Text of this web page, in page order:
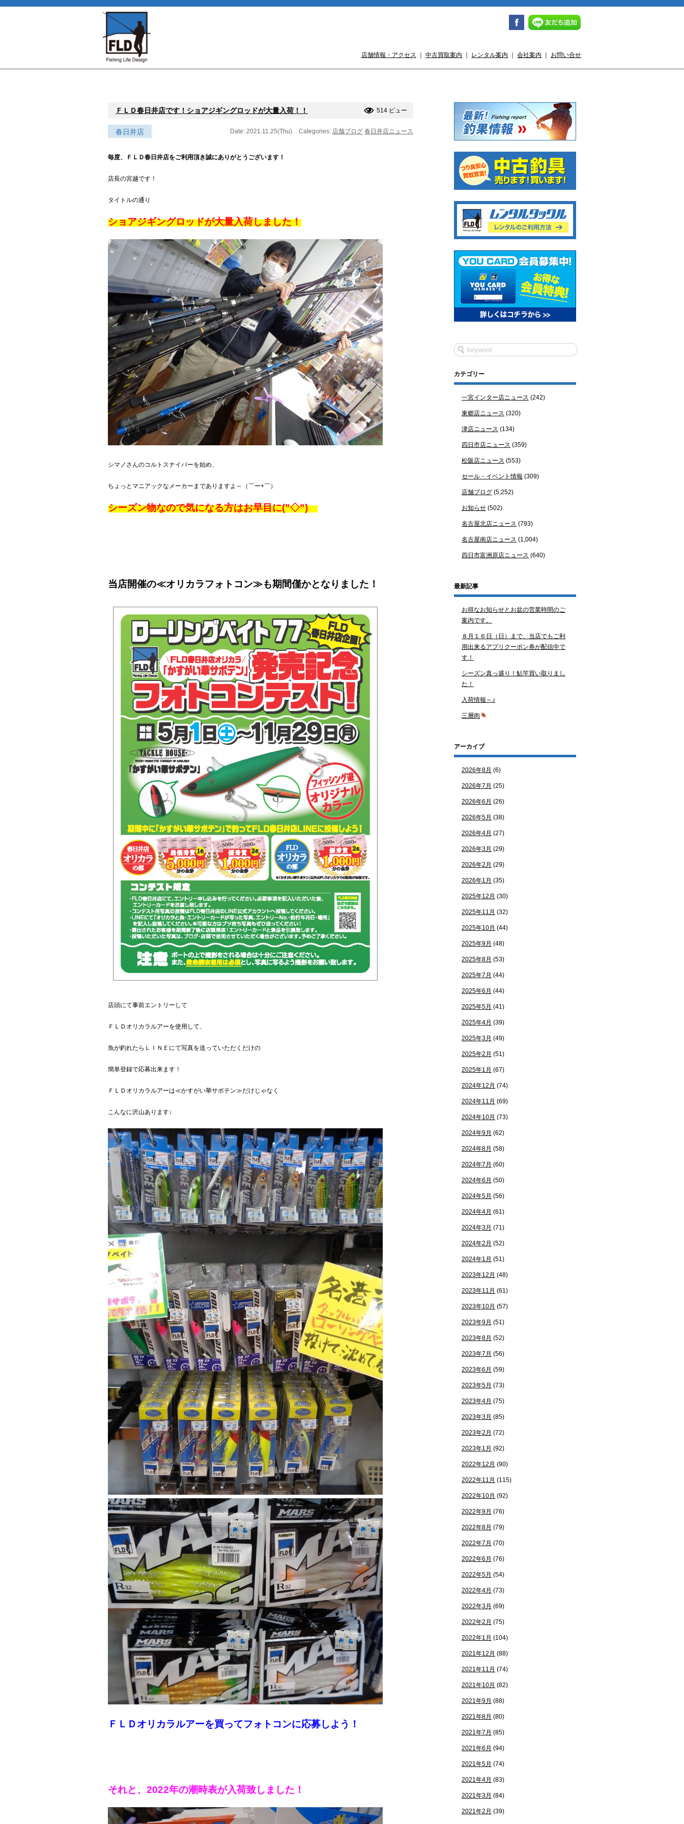
店舗情報・アクセス 中古買取案内 レンタル案内 会社案内 お問い合せ
ＦＬＤ春日井店です！ショアジギングロッドが大量入荷！！ 514 ビュー
春日井店 Date: 2021.11.25(Thu) Categories: 店舗ブログ 春日井店ニュース
毎度、ＦＬＤ春日井店をご利用頂き誠にありがとうございます！
店長の宮越です！
タイトルの通り
ショアジギングロッドが大量入荷しました！
シマノさんのコルトスナイパーを始め、
ちょっとマニアックなメーカーまでありますよ～（￣ー+￣）
シーズン物なので気になる方はお早目に(”◇”)ゞ
当店開催の≪オリカラフォトコン≫も期間僅かとなりました！
店頭にて事前エントリーして
ＦＬＤオリカラルアーを使用して、
魚が釣れたらＬＩＮＥにて写真を送っていただくだけの
簡単登録で応募出来ます！
ＦＬＤオリカラルアーは≪かすがい華サボテン≫だけじゃなく
こんなに沢山あります↓
ＦＬＤオリカラルアーを買ってフォトコンに応募しよう！
それと、2022年の潮時表が入荷致しました！
カテゴリー
一宮インター店ニュース (242)
東郷店ニュース (320)
津店ニュース (134)
四日市店ニュース (359)
松阪店ニュース (553)
セール・イベント情報 (309)
店舗ブログ (5,252)
お知らせ (502)
名古屋北店ニュース (793)
名古屋南店ニュース (1,004)
四日市富洲原店ニュース (640)
最新記事
お得なお知らせとお盆の営業時間のご
案内です。
８月１６日（日）まで、当店でもご利
用出来るアプリクーポン券が配信中で
す！
シーズン真っ盛り！鮎竿買い取りまし
た！
入荷情報～♪
三層肉
アーカイブ
2026年8月 (6)
2026年7月 (25)
2026年6月 (26)
2026年5月 (38)
2026年4月 (27)
2026年3月 (29)
2026年2月 (29)
2026年1月 (35)
2025年12月 (30)
2025年11月 (32)
2025年10月 (44)
2025年9月 (48)
2025年8月 (53)
2025年7月 (44)
2025年6月 (44)
2025年5月 (41)
2025年4月 (39)
2025年3月 (49)
2025年2月 (51)
2025年1月 (67)
2024年12月 (74)
2024年11月 (69)
2024年10月 (73)
2024年9月 (62)
2024年8月 (58)
2024年7月 (60)
2024年6月 (50)
2024年5月 (56)
2024年4月 (61)
2024年3月 (71)
2024年2月 (52)
2024年1月 (51)
2023年12月 (48)
2023年11月 (61)
2023年10月 (57)
2023年9月 (51)
2023年8月 (52)
2023年7月 (56)
2023年6月 (59)
2023年5月 (73)
2023年4月 (75)
2023年3月 (85)
2023年2月 (72)
2023年1月 (92)
2022年12月 (90)
2022年11月 (115)
2022年10月 (92)
2022年9月 (76)
2022年8月 (79)
2022年7月 (70)
2022年6月 (76)
2022年5月 (54)
2022年4月 (73)
2022年3月 (69)
2022年2月 (75)
2022年1月 (104)
2021年12月 (88)
2021年11月 (74)
2021年10月 (82)
2021年9月 (88)
2021年8月 (80)
2021年7月 (85)
2021年6月 (94)
2021年5月 (74)
2021年4月 (83)
2021年3月 (84)
2021年2月 (39)